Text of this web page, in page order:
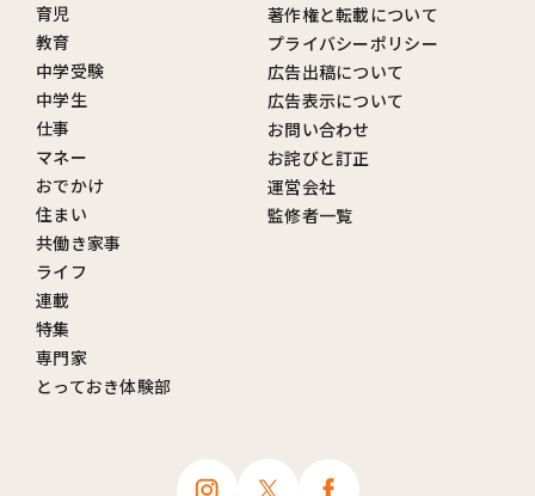
育児
教育
中学受験
中学生
仕事
マネー
おでかけ
住まい
共働き家事
ライフ
連載
特集
専門家
とっておき体験部
著作権と転載について
プライバシーポリシー
広告出稿について
広告表示について
お問い合わせ
お詫びと訂正
運営会社
監修者一覧